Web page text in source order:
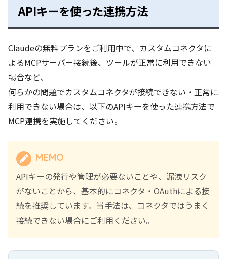
APIキーを使った連携方法
Claudeの無料プランをご利用中で、カスタムコネクタに
よるMCPサーバー接続後、ツールが正常に利用できない
場合など、
何らかの問題でカスタムコネクタが接続できない・正常に
利用できない場合は、以下のAPIキーを使った連携方法で
MCP連携を実施してください。
MEMO
APIキーの発行や管理が必要ないことや、漏洩リスク
がないことから、基本的にコネクタ・OAuthによる接
続を推奨しています。当手法は、コネクタではうまく
接続できない場合にご利用ください。